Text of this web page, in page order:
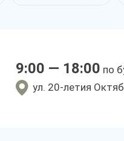
9:00 — 18:00 по
ул. 20-летия